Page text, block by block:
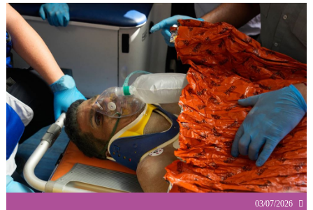
03/07/2026